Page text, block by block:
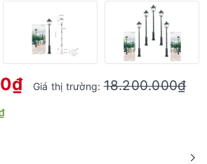
Giá thị trường:18.200.000₫